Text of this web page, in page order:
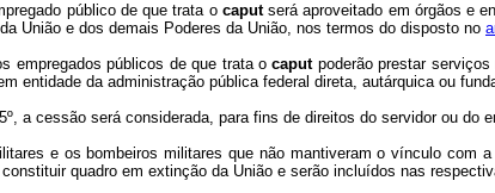
público de que trata o caputserá aproveitado em órgãos e
União e dos demais Poderes da União, nos termos do disposto no
empregados públicos de que trata ocaputpoderão prestar serviços
entidade da administração pública federal direta, autárquica ou
a cessão será considerada, para fins de direitos do servidor ou
e os bombeiros militares que não mantiveram o vínculo com
quadro em extinção da União e serão incluídos nas